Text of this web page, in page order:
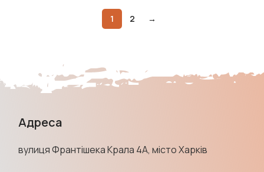
1 2 →
Адреса
вулиця Франтішека Крала 4А, місто Харків